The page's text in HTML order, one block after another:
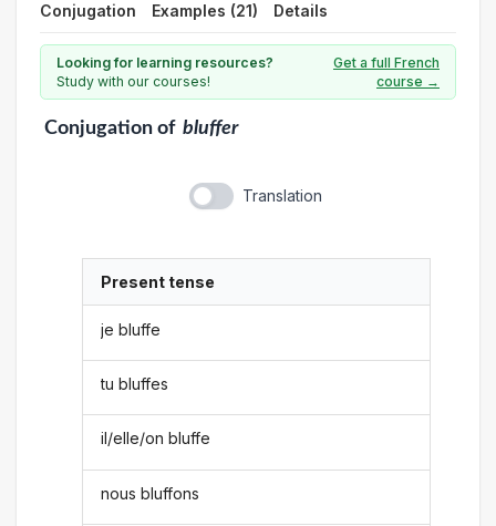
Conjugation Examples (21) Details
Looking for learning resources?
Study with our courses!
Get a full French
course →
Conjugationof bluffer
Translation
Present tense
je bluffe
tu bluffes
il/elle/on bluffe
nous bluffons